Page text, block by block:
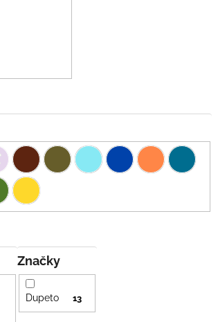
Značky
Dupeto 13